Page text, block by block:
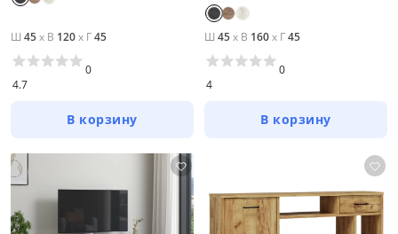
Ш 45x В 120x Г45
4.7
0
В корзину
Ш 45x В 160x Г45
4
0
В корзину